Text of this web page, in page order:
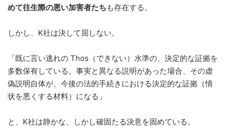
めて往生際の悪い加害者たち も存在する。
しかし、K社は決して屈しない。
「既に言い逃れの Thos（できない）水準の、決定的な証拠を
多数保有している。事実と異なる説明があった場合、その虚
偽説明自体が、今後の法的手続きにおける決定的な証拠（情
状を悪くする材料）になる」
と、K社は静かな、しかし確固たる決意を固めている。